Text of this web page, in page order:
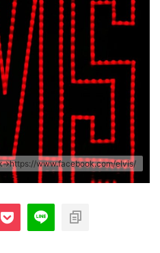
www.facebook.com/elvis/